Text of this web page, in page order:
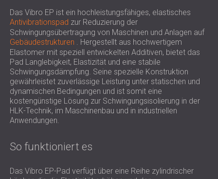
SCHALLSCHUTZ UND AKUSTIK FÜR
HALLEN
SCHALLDÄMMUNG UND
AKUSTIKLÖSUNGEN FÜR
EINZELHANDELSFLÄCHEN
SCHALLSCHUTZ UND AKUSTIK FÜR
BILDUNGSEINRICHTUNGEN
SCHALLSCHUTZ UND AKUSTIK FÜR
GESUNDHEITSEINRICHTUNGE
SCHALLSCHUTZ UND
AUDIOLOGIEBEREICH
AKUSTIKLÖSUNGEN FÜR
POLAND (PL)
FINLAND (FI)
РОССИЯ (RU)
USA (US)
SOUTH AFRICA (ZA)
Das Vibro EP ist ein hochleistungsfähiges, elastisches
Antivibrationspad zur Reduzierung der
Schwingungsübertragung von Maschinen und Anlagen auf
Gebäudestrukturen . Hergestellt aus hochwertigem
Elastomer mit speziell entwickelten Additiven, bietet das
Pad Langlebigkeit, Elastizität und eine stabile
Schwingungsdämpfung. Seine spezielle Konstruktion
gewährleistet zuverlässige Leistung unter statischen und
dynamischen Bedingungen und ist somit eine
kostengünstige Lösung zur Schwingungsisolierung in der
HLK-Technik, im Maschinenbau und in industriellen
Anwendungen.
So funktioniert es
Das Vibro EP-Pad verfügt über eine Reihe zylindrischer